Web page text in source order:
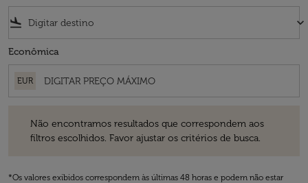
flight_land keyboard_arrow_down
Econômica
EUR
Não encontramos resultados que correspondem aos
filtros escolhidos. Favor ajustar os critérios de busca.
*Os valores exibidos correspondem às últimas 48 horas e podem não estar